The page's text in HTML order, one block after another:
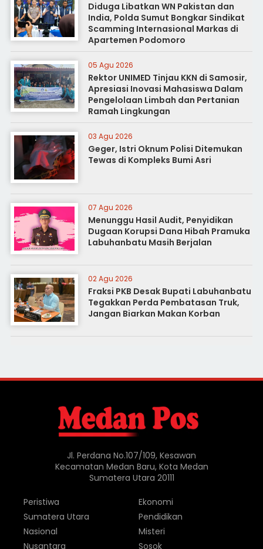
Diduga Libatkan WN Pakistan dan
India, Polda Sumut Bongkar Sindikat
Scamming Internasional Markas di
Apartemen Podomoro
05 Agu 2026
Rektor UNIMED Tinjau KKN di Samosir,
Apresiasi Inovasi Mahasiswa Dalam
Pengelolaan Limbah dan Pertanian
Ramah Lingkungan
03 Agu 2026
Geger, Istri Oknum Polisi Ditemukan
Tewas di Kompleks Bumi Asri
07 Agu 2026
Menunggu Hasil Audit, Penyidikan
Dugaan Korupsi Dana Hibah Pramuka
Labuhanbatu Masih Berjalan
02 Agu 2026
Fraksi PKB Desak Bupati Labuhanbatu
Tegakkan Perda Pembatasan Truk,
Jangan Biarkan Makan Korban
Jl. Perdana No.107/109, Kesawan
Kecamatan Medan Baru, Kota Medan
Sumatera Utara 20111
Peristiwa
Sumatera Utara
Nasional
Nusantara
Ekonomi
Pendidikan
Misteri
Sosok